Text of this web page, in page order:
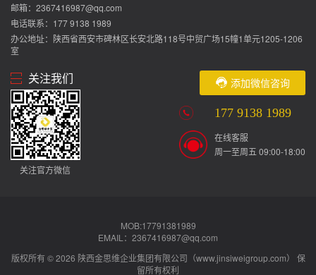
邮箱：2367416987@qq.com
电话联系：177 9138 1989
办公地址：陕西省西安市碑林区长安北路118号中贸广场15幢1单元1205-1206
室
关注我们
关注官方微信
添加微信咨询
177 9138 1989
在线客服
周一至周五 09:00-18:00
MOB:17791381989
EMAIL：2367416987@qq.com
版权所有 © 2026 陕西金思维企业集团有限公司（www.jinsiweigroup.com） 保
留所有权利